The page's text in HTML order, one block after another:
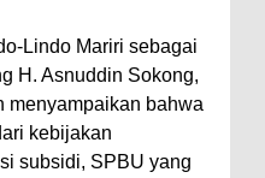
Lindo Mariri sebagai
H. Asnuddin Sokong,
menyampaikan bahwa
kebijakan
subsidi, SPBU yang